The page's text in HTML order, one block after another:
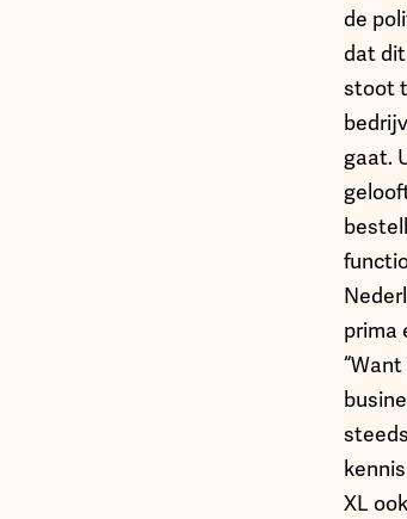
de
dat
stoot
gaat.
prima
XL